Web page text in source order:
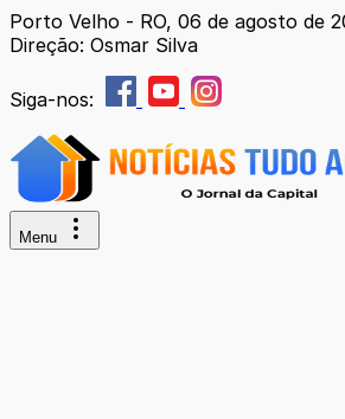
Porto Velho - RO, 06 de agosto de
Direção: Osmar Silva
Siga-nos:
Menu